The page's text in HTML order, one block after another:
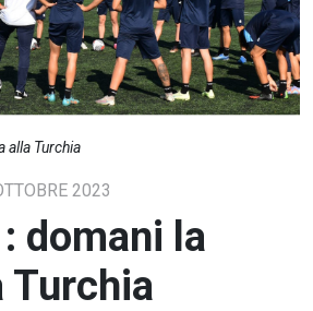
alla Turchia
2023
domani la
Turchia